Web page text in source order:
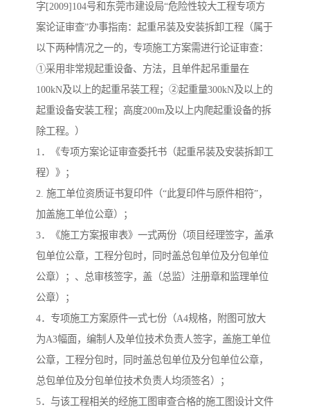
字[2009]104号和东莞市建设局“危险性较大工程专项方
案论证审查”办事指南：起重吊装及安装拆卸工程（属于
以下两种情况之一的，专项施工方案需进行论证审查：
①采用非常规起重设备、方法，且单件起吊重量在
100kN及以上的起重吊装工程；②起重量300kN及以上的
起重设备安装工程；高度200m及以上内爬起重设备的拆
除工程。）
1．《专项方案论证审查委托书（起重吊装及安装拆卸工
程）》；
2. 施工单位资质证书复印件（“此复印件与原件相符”，
加盖施工单位公章）；
3．《施工方案报审表》一式两份（项目经理签字，盖承
包单位公章，工程分包时，同时盖总包单位及分包单位
公章）；、总审核签字，盖（总监）注册章和监理单位
公章）；
4．专项施工方案原件一式七份（A4规格，附图可放大
为A3幅面，编制人及单位技术负责人签字，盖施工单位
公章，工程分包时，同时盖总包单位及分包单位公章，
总包单位及分包单位技术负责人均须签名）；
5．与该工程相关的经施工图审查合格的施工图设计文件